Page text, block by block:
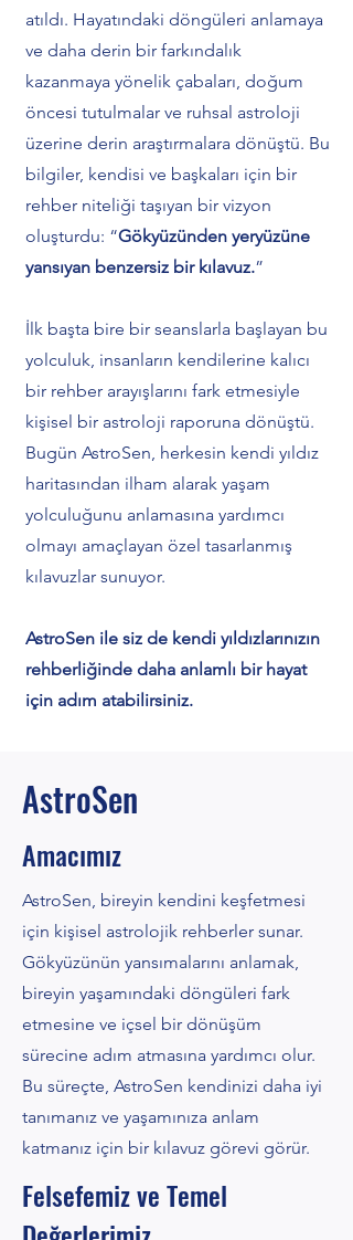
atıldı. Hayatındaki döngüleri anlamaya
ve daha derin bir farkındalık
kazanmaya yönelik çabaları, doğum
öncesi tutulmalar ve ruhsal astroloji
üzerine derin araştırmalara dönüştü. Bu
bilgiler, kendisi ve başkaları için bir
rehber niteliği taşıyan bir vizyon
oluşturdu: “Gökyüzünden yeryüzüne
yansıyan benzersiz bir kılavuz.”
İlk başta bire bir seanslarla başlayan bu
yolculuk, insanların kendilerine kalıcı
bir rehber arayışlarını fark etmesiyle
kişisel bir astroloji raporuna dönüştü.
Bugün AstroSen, herkesin kendi yıldız
haritasından ilham alarak yaşam
yolculuğunu anlamasına yardımcı
olmayı amaçlayan özel tasarlanmış
kılavuzlar sunuyor.
AstroSen ile siz de kendi yıldızlarınızın
rehberliğinde daha anlamlı bir hayat
için adım atabilirsiniz.
AstroSen
Amacımız
AstroSen, bireyin kendini keşfetmesi
için kişisel astrolojik rehberler sunar.
Gökyüzünün yansımalarını anlamak,
bireyin yaşamındaki döngüleri fark
etmesine ve içsel bir dönüşüm
sürecine adım atmasına yardımcı olur.
Bu süreçte, AstroSen kendinizi daha iyi
tanımanız ve yaşamınıza anlam
katmanız için bir kılavuz görevi görür.
Felsefemiz ve Temel